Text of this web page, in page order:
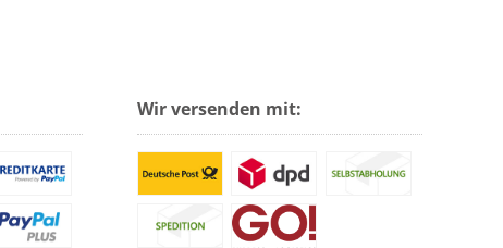
Wir versenden mit: